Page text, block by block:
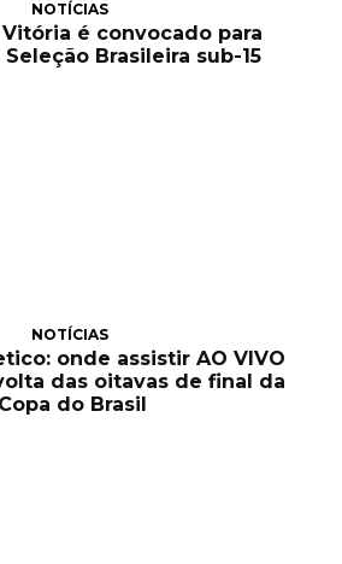
NOTÍCIAS
é convocado para
Brasileira sub-15
NOTÍCIAS
onde assistir AO VIVO
das oitavas de final da
Copa do Brasil